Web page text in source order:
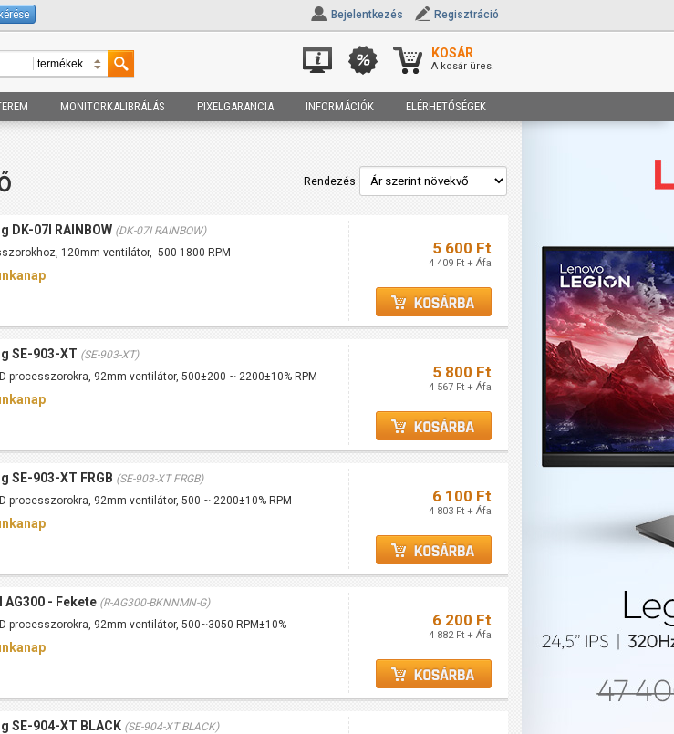
Bejelentkezés Regisztráció
KOSÁR
A kosár üres.
MONITORKALIBRÁLÁS PIXELGARANCIA INFORMÁCIÓK ELÉRHETŐSÉGEK
Rendezés
DK-07I RAINBOW (DK-07I RAINBOW)
120mm ventilátor, 500-1800 RPM
5 600 Ft
4 409 Ft + Áfa
SE-903-XT (SE-903-XT)
processzorokra, 92mm ventilátor, 500±200 ~ 2200±10% RPM
5 800 Ft
4 567 Ft + Áfa
SE-903-XT FRGB (SE-903-XT FRGB)
processzorokra, 92mm ventilátor, 500 ~ 2200±10% RPM
6 100 Ft
4 803 Ft + Áfa
AG300 - Fekete (R-AG300-BKNNMN-G)
processzorokra, 92mm ventilátor, 500~3050 RPM±10%
6 200 Ft
4 882 Ft + Áfa
SE-904-XT BLACK (SE-904-XT BLACK)